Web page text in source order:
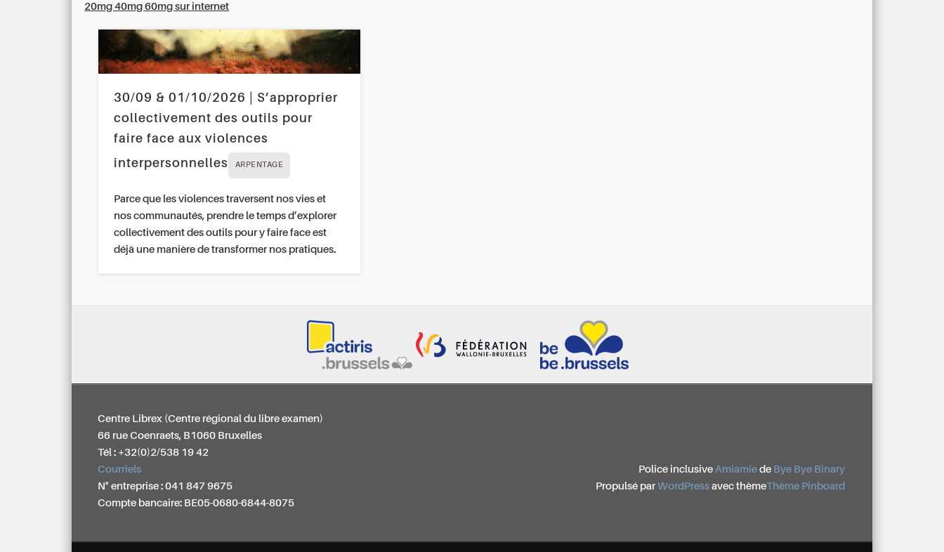
20mg 40mg 60mg sur internet
30/09 & 01/10/2026 | S’approprier
collectivement des outils pour
faire face aux violences
interpersonnelles
ARPENTAGE
Parce que les violences traversent nos vies et
nos communautés, prendre le temps d’explorer
collectivement des outils pour y faire face est
déjà une manière de transformer nos pratiques.
Centre Librex (Centre régional du libre examen)
66 rue Coenraets, B1060 Bruxelles
Tél : +32(0)2/538 19 42
Courriels
N° entreprise : 041 847 9675
Compte bancaire: BE05-0680-6844-8075
Police inclusive Amiamiede Bye Bye Binary
Propulsé par WordPressavec thèmeThème Pinboard